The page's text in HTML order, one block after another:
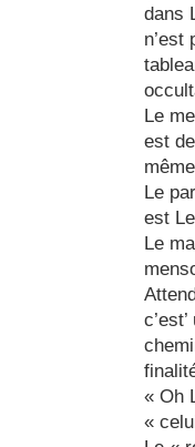
dans
Le
est
Le
est
Le
« Oh
«